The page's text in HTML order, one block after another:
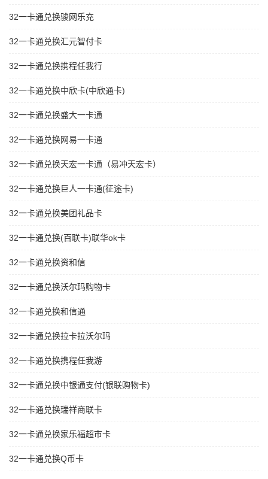
32一卡通兑换骏网乐充
32一卡通兑换汇元智付卡
32一卡通兑换携程任我行
32一卡通兑换中欣卡(中欣通卡)
32一卡通兑换盛大一卡通
32一卡通兑换网易一卡通
32一卡通兑换天宏一卡通（易冲天宏卡）
32一卡通兑换巨人一卡通(征途卡)
32一卡通兑换美团礼品卡
32一卡通兑换(百联卡)联华ok卡
32一卡通兑换资和信
32一卡通兑换沃尔玛购物卡
32一卡通兑换和信通
32一卡通兑换拉卡拉沃尔玛
32一卡通兑换携程任我游
32一卡通兑换中银通支付(银联购物卡)
32一卡通兑换瑞祥商联卡
32一卡通兑换家乐福超市卡
32一卡通兑换Q币卡